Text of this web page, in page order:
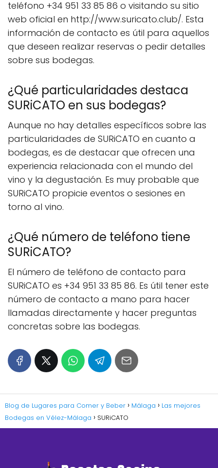
teléfono +34 951 33 85 86 o visitando su sitio
web oficial en http://www.suricato.club/. Esta
información de contacto es útil para aquellos
que deseen realizar reservas o pedir detalles
sobre sus bodegas.
¿Qué particularidades destaca
SURiCATO en sus bodegas?
Aunque no hay detalles específicos sobre las
particularidades de SURiCATO en cuanto a
bodegas, es de destacar que ofrecen una
experiencia relacionada con el mundo del
vino y la degustación. Es muy probable que
SURiCATO propicie eventos o sesiones en
torno al vino.
¿Qué número de teléfono tiene
SURiCATO?
El número de teléfono de contacto para
SURiCATO es +34 951 33 85 86. Es útil tener este
número de contacto a mano para hacer
llamadas directamente y hacer preguntas
concretas sobre las bodegas.
Blog de Lugares para Comer y Beber Málaga
Las mejores
Bodegas en Vélez-Málaga
SURiCATO